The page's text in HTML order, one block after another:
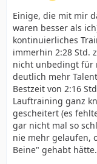
Einige, die mit mir
waren besser als
kontinuierliches
immerhin 2:28 Std.
nicht unbedingt für
deutlich mehr
Bestzeit von 2:16
Lauftraining ganz
gescheitert (es
gar nicht mal so
nie mehr gelaufen,
Beine" gehabt hätte.